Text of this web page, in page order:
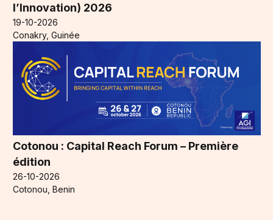
l’Innovation) 2026
19-10-2026
Conakry, Guinée
Cotonou : Capital Reach Forum – Première
édition
26-10-2026
Cotonou, Benin